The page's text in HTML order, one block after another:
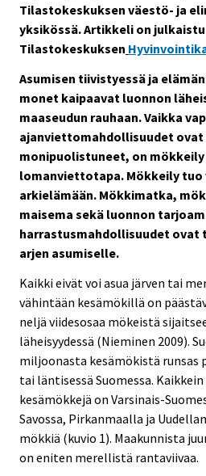
Tilastokeskuksen väestö- ja
yksikössä. Artikkeli on julkaistu
Tilastokeskuksen
Asumisen tiivistyessä ja
monet kaipaavat luonnon
maaseudun rauhaan. Vaikka
ajanviettomahdollisuudet
monipuolistuneet, on
lomanviettotapa. Mökkeily tuo
arkielämään. Mökkimatka,
maisema sekä luonnon
harrastusmahdollisuudet ovat
arjen asumiselle.
Kaikki eivät voi asua järven tai
vähintään kesämökillä on
neljä viidesosaa mökeistä
läheisyydessä (Nieminen 2009).
miljoonasta kesämökistä runsas
tai läntisessä Suomessa.
kesämökkejä on Varsinais-
Savossa, Pirkanmaalla ja
mökkiä (kuvio 1). Maakunnista
on eniten merellistä rantaviivaa.